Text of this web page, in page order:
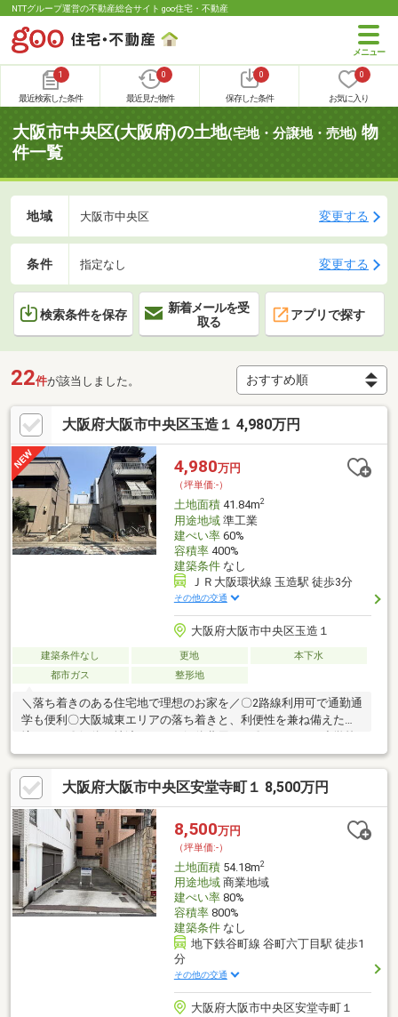
NTTグループ運営の不動産総合サイト goo住宅・不動産
1
最近検索した条件
0
最近見た物件
0
保存した条件
0
お気に入り
大阪市中央区(大阪府)の土地(宅地・分譲地・売地) 物
件一覧
地域 大阪市中央区 変更する
条件 指定なし 変更する
検索条件を保存
新着メールを受
取る
アプリで探す
22件が該当しました。
大阪府大阪市中央区玉造１ 4,980万円
4,980万円
（坪単価:-）
土地面積41.84m2
用途地域準工業
建ぺい率60%
容積率400%
建築条件なし
ＪＲ大阪環状線 玉造駅 徒歩3分
その他の交通
大阪府大阪市中央区玉造１
建築条件なし 更地
本下水
都市ガス
整形地
＼落ち着きのある住宅地で理想のお家を／〇2路線利用可で通勤通
学も便利〇大阪城東エリアの落ち着きと、利便性を兼ね備えた環
境です！〇解体更地渡しのため解体費用不要〇スーパーや小学校
も近く生活利便性の良い立地いつでも現地ご案内可能です！資金
プランや建物のご相談等お気軽にお問い合わせください。経験豊
富なスタッフが親切丁寧にお答えいたします！
大阪府大阪市中央区安堂寺町１ 8,500万円
8,500万円
（坪単価:-）
土地面積54.18m2
用途地域商業地域
建ぺい率80%
容積率800%
建築条件なし
地下鉄谷町線 谷町六丁目駅 徒歩1
分
その他の交通
大阪府大阪市中央区安堂寺町１